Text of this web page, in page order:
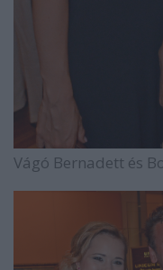
Vágó Bernadett és